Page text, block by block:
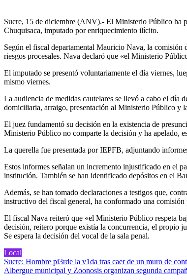
Sucre, 15 de diciembre (ANV).- El Ministerio Público ha
Chuquisaca, imputado por enriquecimiento ilícito.
Según el fiscal departamental Mauricio Nava, la comisión
riesgos procesales. Nava declaró que «el Ministerio
El imputado se presentó voluntariamente el día viernes,
mismo viernes.
La audiencia de medidas cautelares se llevó a cabo el
domiciliaria, arraigo, presentación al Ministerio Público y
El juez fundamentó su decisión en la existencia de
Ministerio Público no comparte la decisión y ha apelado,
La querella fue presentada por IEPFB, adjuntando
Estos informes señalan un incremento injustificado en el
institución. También se han identificado depósitos en el
Además, se han tomado declaraciones a testigos que,
instructivo del fiscal general, ha conformado una
El fiscal Nava reiteró que «el Ministerio Público respeta
decisión, reitero porque existía la concurrencia, el propio
Se espera la decisión del vocal de la sala penal.
Local
Navegación
de
Sucre: Hombre pi3rde la v1da tras caer de un muro de
Albergue municipal y Zoonosis organizan segunda